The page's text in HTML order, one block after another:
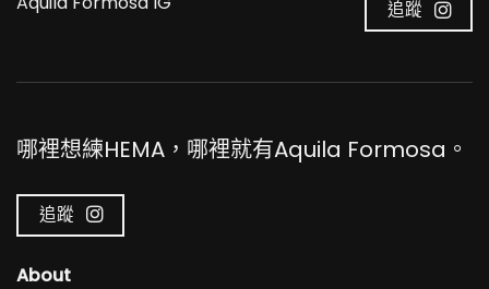
追蹤
哪裡想練HEMA，哪裡就有Aquila Formosa。
追蹤
About